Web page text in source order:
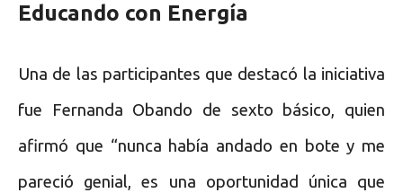
Educando con Energía
Una de las participantes que destacó la iniciativa
fue Fernanda Obando de sexto básico, quien
afirmó que “nunca había andado en bote y me
pareció genial, es una oportunidad única que